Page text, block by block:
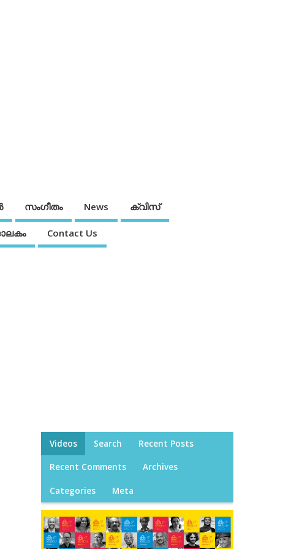
സംഗീതം News ക്വിസ്
Contact Us
Videos Search Recent Posts
Recent Comments Archives
Categories Meta